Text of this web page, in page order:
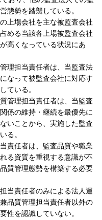
態勢を踏襲している。
上場会社を主な被監査会社
める当該各上場被監査会社
高くなっている状況にあ
理担当責任者は、当監査法
なって被監査会社に対応す
ている。
管理担当責任者は、当監査
係の維持・継続を最優先に
いことから、実施した監査
る。
責任者は、監査品質や職業
る資質を重視する意識が不
質管理態勢を構築する必要
当責任者のみによる法人運
品質管理担当責任者以外の
性を認識していない。